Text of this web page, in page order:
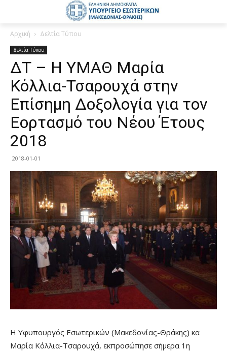
Αρχική Δελτία Τύπου
Δελτία Τύπου
ΔΤ – Η ΥΜΑΘ Μαρία
Κόλλια-Τσαρουχά στην
Επίσημη Δοξολογία για τον
Εορτασμό του Νέου Έτους
2018
2018-01-01
Η Υφυπουργός Εσωτερικών (Μακεδονίας-Θράκης) κα
Μαρία Κόλλια-Τσαρουχά, εκπροσώπησε σήμερα 1η